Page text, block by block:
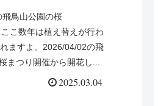
鳥山公園の桜
こ数年は植え替えが行わ
ますよ。2026/04/02の飛
つり開催から開花し...
2025.03.04